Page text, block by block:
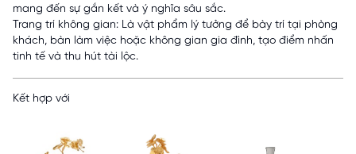
mang đến sự gắn kết và ý nghĩa sâu sắc.
Trang trí không gian: Là vật phẩm lý tưởng để bày trí tại phòng
khách, bàn làm việc hoặc không gian gia đình, tạo điểm nhấn
tinh tế và thu hút tài lộc.
Kết hợp với